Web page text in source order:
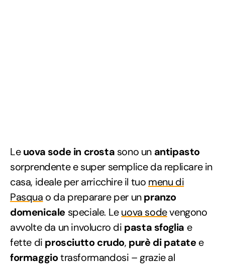
Leuova sode in crosta sono un antipasto
sorprendente e super semplice da replicare in
casa, ideale per arricchire il tuo menu di
Pasqua o da preparare per unpranzo
domenicale speciale. Leuova sodevengono
avvolte da un involucro di pasta sfoglia e
fette di prosciutto crudo, purè di patatee
formaggiotrasformandosi – grazie al